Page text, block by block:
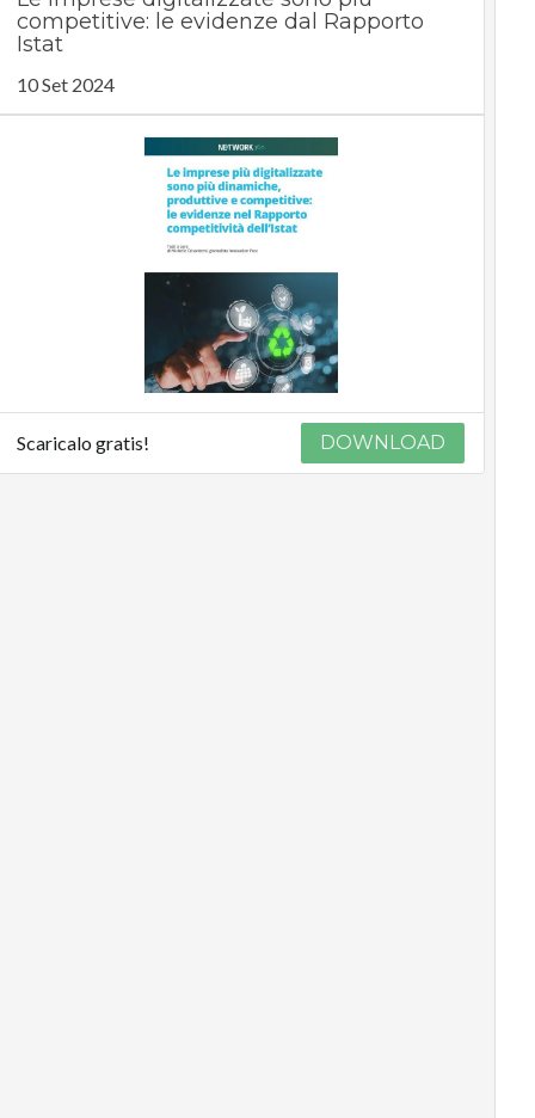
competitive: le evidenze dal Rapporto
Istat
10 Set 2024
Scaricalo gratis! DOWNLOAD